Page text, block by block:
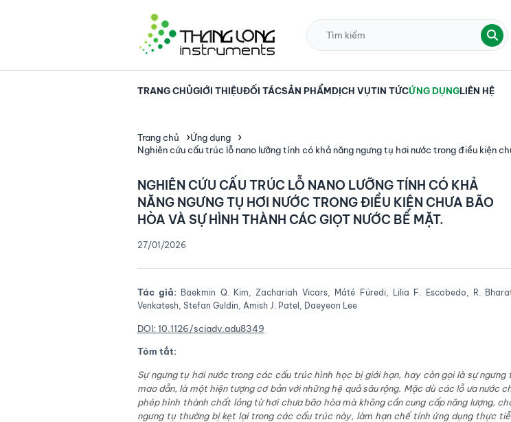
TRANG CHỦGIỚI THIỆUĐỐI TÁCSẢN PHẨMDỊCH VỤTIN TỨCỨNG DỤNGLIÊN HỆ
Trang chủ
Ứng dụng
Nghiên cứu cấu trúc lỗ nano lưỡng tính có khả năng ngưng tụ hơi nước trong điều kiện
NGHIÊN CỨU CẤU TRÚC LỖ NANO LƯỠNG TÍNH CÓ KHẢ
NĂNG NGƯNG TỤ HƠI NƯỚC TRONG ĐIỀU KIỆN CHƯA BÃO
HÒA VÀ SỰ HÌNH THÀNH CÁC GIỌT NƯỚC BỀ MẶT.
27/01/2026
Tác giả: Baekmin Q. Kim, Zachariah Vicars, Máté Füredi, Lilia F. Escobedo, R.
Venkatesh, Stefan Guldin, Amish J. Patel, Daeyeon Lee
DOI: 10.1126/sciadv.adu8349
Tóm tắt:
Sự ngưng tụ hơi nước trong các cấu trúc hình họcbịgiới hạn, hay còn gọi là sự ngưng
mao dẫn, là một hiện tượng cơ bản với những hệ quả sâu rộng. Mặc dù các lỗ ưa nước
phép hình thành chất lỏng từ hơi chưa bão hòa mà không cần cung cấp năng lượng,
ngưng tụ thường bị kẹt lại trong các cấu trúc này, làm hạn chế tính ứng dụng thực